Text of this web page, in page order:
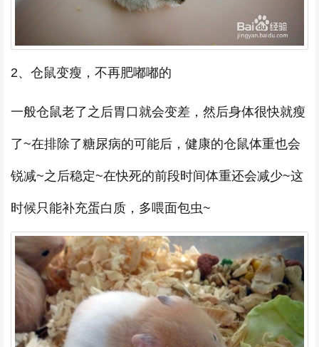
2、仓鼠变瘦，不再肥嘟嘟的
一般仓鼠老了之后胃口就会变差，然后身体很快就瘦
了~在排除了糖尿病的可能后，健康的仓鼠体重也会
锐减~之后稳定~在快死的前段时间体重还会减少~这
时候只能补充蛋白质，多喂面包虫~